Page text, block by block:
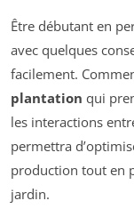
Être débutant en
avec quelques
facilement.
plantation qui
les interactions
permettra
production tout en
jardin.